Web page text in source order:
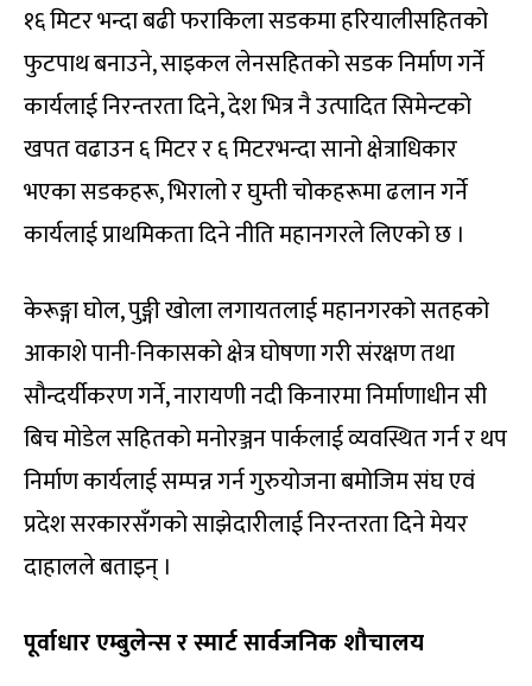
१६ मिटर भन्दा बढी फराकिला सडकमा हरियालीसहितको
फुटपाथ बनाउने, साइकल लेनसहितको सडक निर्माण गर्ने
कार्यलाई निरन्तरता दिने, देश भित्र नै उत्पादित सिमेन्टको
खपत वढाउन ६ मिटर र ६ मिटरभन्दा सानो क्षेत्राधिकार
भएका सडकहरू, भिरालो र घुम्ती चोकहरूमा ढलान गर्ने
कार्यलाई प्राथमिकता दिने नीति महानगरले लिएको छ ।
केरूङ्गा घोल, पुङ्गी खोला लगायतलाई महानगरको सतहको
आकाशे पानी-निकासको क्षेत्र घोषणा गरी संरक्षण तथा
सौन्दर्यीकरण गर्ने, नारायणी नदी किनारमा निर्माणाधीन सी
बिच मोडेल सहितको मनोरञ्जन पार्कलाई व्यवस्थित गर्न र थप
निर्माण कार्यलाई सम्पन्न गर्न गुरुयोजना बमोजिम संघ एवं
प्रदेश सरकारसँगको साझेदारीलाई निरन्तरता दिने मेयर
दाहालले बताइन् ।
पूर्वाधार एम्बुलेन्स र स्मार्ट सार्वजनिक शौचालय